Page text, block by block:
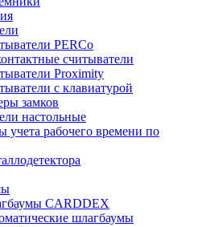
PERCo
считыватели
Proximity
с клавиатурой
замков
настольные
учета рабочего времени по
CARDDEX
шлагбаумы